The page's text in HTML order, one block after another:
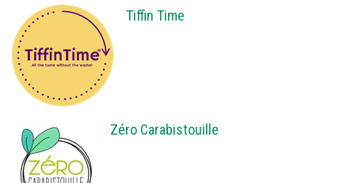
Tiffin Time
Zéro Carabistouille